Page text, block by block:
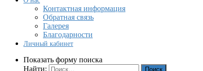
Контактная информация
Обратная связь
Галерея
Благодарности
Личный кабинет
Показать форму поиска
Найти: